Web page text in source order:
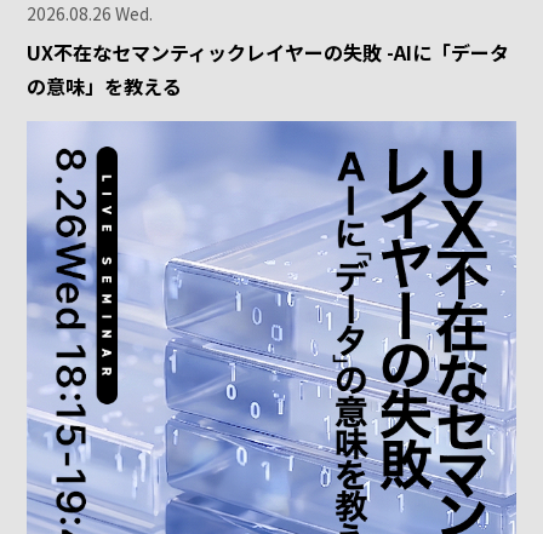
2026.08.26 Wed.
UX不在なセマンティックレイヤーの失敗 -AIに「データ
の意味」を教える